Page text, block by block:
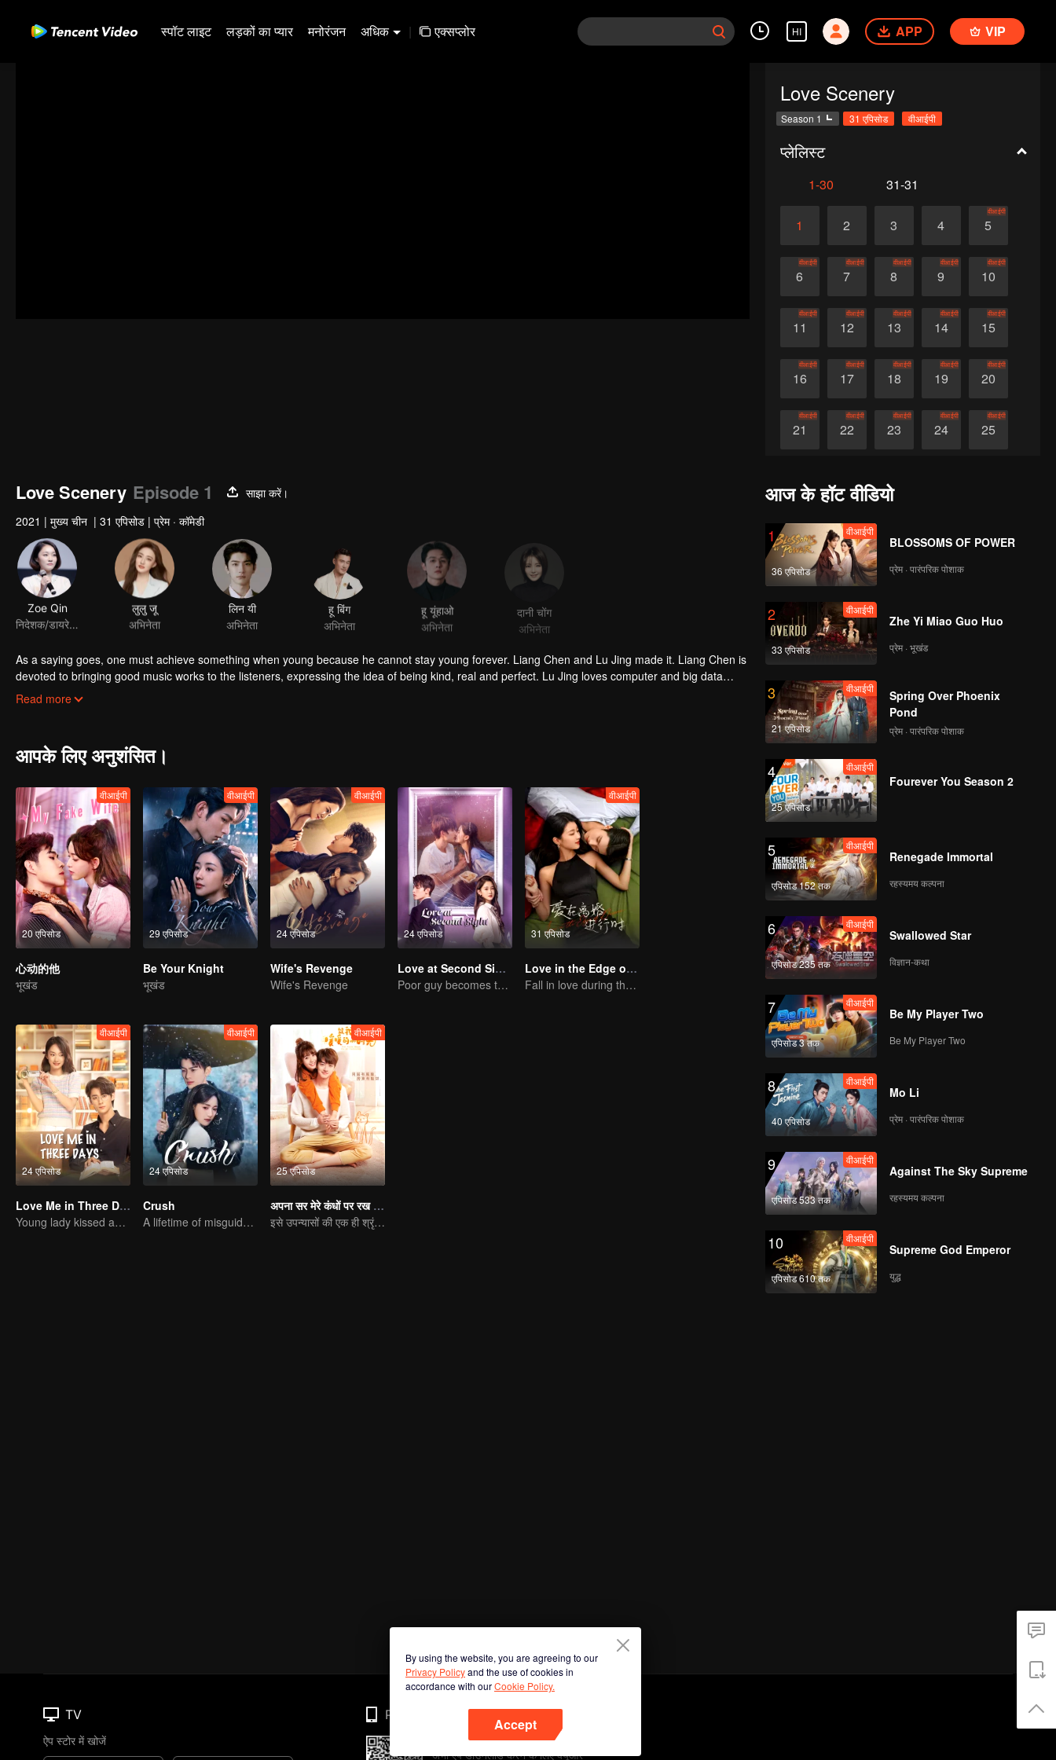
स्पॉट लाइट लड़कों का प्यार मनोरंजन अधिक | एक्सप्लोर HI APP VIP
Love Scenery
Season 1 31 एपिसोड वीआईपी
प्लेलिस्ट
1-30 31-31
1 2 3 4 5
वीआईपी
6
वीआईपी
7
वीआईपी
8
वीआईपी
9
वीआईपी
10
वीआईपी
11
वीआईपी
12
वीआईपी
13
वीआईपी
14
वीआईपी
15
वीआईपी
16
वीआईपी
17
वीआईपी
18
वीआईपी
19
वीआईपी
20
वीआईपी
21
वीआईपी
22
वीआईपी
23
वीआईपी
24
वीआईपी
25
वीआईपी
26 28
Love Scenery Episode 1
साझा करें।
2021 | मुख्य चीन | 31 एपिसोड | प्रेम · कॉमेडी
Zoe Qin
निदेशक/डायरेक्टर
लुलु जू
अभिनेता
लिन यी
अभिनेता
हू बिंग
अभिनेता
हू यूंहाओ
अभिनेता
दानी चोंग
अभिनेता
As a saying goes, one must achieve something when young because he cannot stay young forever. Liang Chen and Lu Jing made it. Liang Chen is
devoted to bringing good music works to the listeners, expressing the idea of being kind, real and perfect. Lu Jing loves computer and big data
research. He is highly recognized by academic field through studying complicated human behavior and psychology, thus influencing the classmates
Read more
आपके लिए अनुशंसित।
20 एपिसोड
वीआईपी
心动的他
भूखंड
29 एपिसोड
वीआईपी
Be Your Knight
भूखंड
24 एपिसोड
वीआईपी
Wife's Revenge
Wife's Revenge
24 एपिसोड
Love at Second Sight
Poor guy becomes the domineering CEO and pursues his first love
31 एपिसोड
वीआईपी
Love in the Edge of Divorce
Fall in love during the divorce
24 एपिसोड
वीआईपी
Love Me in Three Days
Young lady kissed and rescued the ever-changing CEO
24 एपिसोड
वीआईपी
Crush
A lifetime of misguided love entangled by fate
25 एपिसोड
वीआईपी
अपना सर मेरे कंधों पर रख लो।
इसे उपन्यासों की एक ही श्रृंखला "एक बहुत खूबसूरत प्यार" से लिया गया है।
आज के हॉट वीडियो
1
36 एपिसोड
वीआईपी
BLOSSOMS OF POWER
प्रेम · पारंपरिक पोशाक
2
33 एपिसोड
वीआईपी
Zhe Yi Miao Guo Huo
प्रेम · भूखंड
3
21 एपिसोड
वीआईपी
Spring Over Phoenix
Pond
प्रेम · पारंपरिक पोशाक
4
25 एपिसोड
वीआईपी
Fourever You Season 2
5
एपिसोड 152 तक
वीआईपी
Renegade Immortal
रहस्यमय कल्पना
6
एपिसोड 235 तक
वीआईपी
Swallowed Star
विज्ञान-कथा
7
एपिसोड 3 तक
वीआईपी
Be My Player Two
Be My Player Two
8
40 एपिसोड
वीआईपी
Mo Li
प्रेम · पारंपरिक पोशाक
9
एपिसोड 533 तक
वीआईपी
Against The Sky Supreme
रहस्यमय कल्पना
10
एपिसोड 610 तक
वीआईपी
Supreme God Emperor
युद्ध
By using the website, you are agreeing to our
Privacy Policyand the use of cookies in
accordance with ourCookie Policy.
Accept
TV
ऐप स्टोर में खोजें
Phone
अभी ऐप डाउनलोड करने के लिए क्यूआर